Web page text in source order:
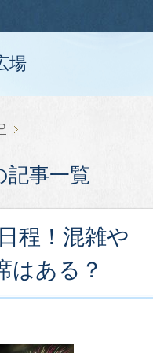
場
記事一覧
程！混雑や
はある？